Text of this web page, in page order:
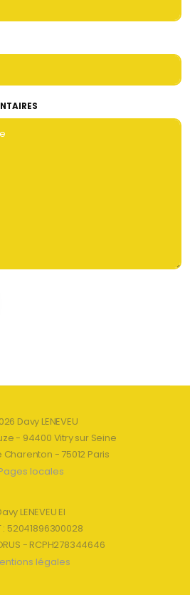
Davy LENEVEU
- 94400 Vitry sur Seine
Charenton - 75012 Paris
locales
LENEVEU EI
: 52041896300028
- RCPH278344646
légales